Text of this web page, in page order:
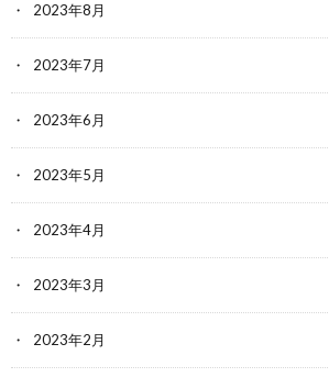
2023年8月
2023年7月
2023年6月
2023年5月
2023年4月
2023年3月
2023年2月